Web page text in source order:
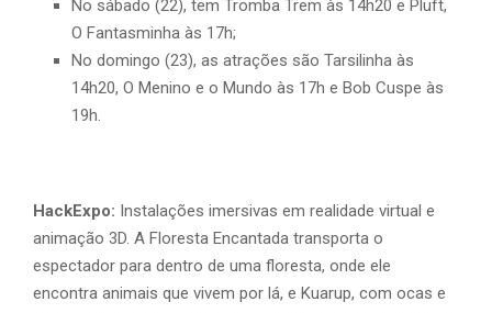
No sábado (22), tem Tromba Trem às 14h20 e Pluft,
O Fantasminha às 17h;
No domingo (23), as atrações são Tarsilinha às
14h20, O Menino e o Mundo às 17h e Bob Cuspe às
19h.
HackExpo: Instalações imersivas em realidade virtual e
animação 3D. A Floresta Encantada transporta o
espectador para dentro de uma floresta, onde ele
encontra animais que vivem por lá, e Kuarup, com ocas e